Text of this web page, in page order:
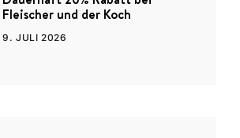
Fleischer und der Koch
9. JULI 2026